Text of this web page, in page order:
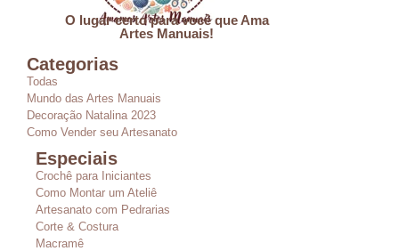
O lugar certo para você que Ama
Artes Manuais!
Categorias
Todas
Mundo das Artes Manuais
Decoração Natalina 2023
Como Vender seu Artesanato
Especiais
Crochê para Iniciantes
Como Montar um Ateliê
Artesanato com Pedrarias
Corte & Costura
Macramê